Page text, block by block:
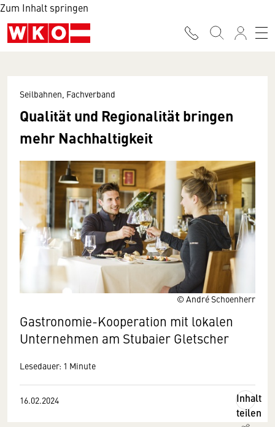
Zum Inhalt springen
© André Schoenherr
Seilbahnen, Fachverband
Qualität und Regionalität bringen
mehr Nachhaltigkeit
Gastronomie-Kooperation mit lokalen
Unternehmen am Stubaier Gletscher
Lesedauer: 1 Minute
16.02.2024
Inhalt
teilen